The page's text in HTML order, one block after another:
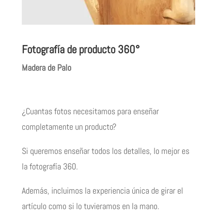
Fotografía de producto 360°
Madera de Palo
¿Cuantas fotos necesitamos para enseñar
completamente un producto?
Si queremos enseñar todos los detalles, lo mejor es
la fotografía 360.
Además, incluimos la experiencia única de girar el
artículo como si lo tuvieramos en la mano.